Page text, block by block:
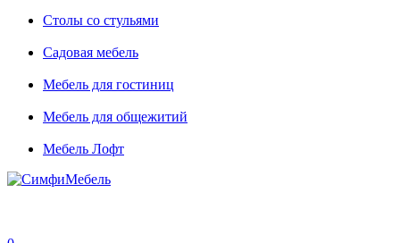
Столы со стульями
Садовая мебель
Мебель для гостиниц
Мебель для общежитий
Мебель Лофт